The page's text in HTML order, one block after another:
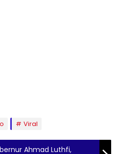
Viral
Ahmad Luthfi,